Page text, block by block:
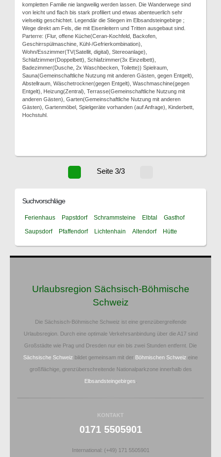
kompletten Familie nie langweilig werden lassen. Die Wanderwege sind
von leicht und flach bis stark profiliert und etwas abenteuerlich sehr
vielseitig geschichtet. Legendär die Stiegen im Elbsandsteingebirge ;
Wege direkt am Fels, die mit Eisenleitern und Tritten ausgebaut sind.
Parterre: (Flur, offene Küche(Ceran-Kochfeld, Backofen,
Geschirrspülmaschine, Kühl-/Gefrierkombination),
Wohn/Esszimmer(TV(Satellit, digital), Stereoanlage),
Schlafzimmer(Doppelbett), Schlafzimmer(3x Einzelbett),
Badezimmer(Dusche, 2x Waschbecken, Toilette)) Spielraum,
Sauna(Gemeinschaftliche Nutzung mit anderen Gästen, gegen Entgelt),
Abstellraum, Wäschetrockner(gegen Entgelt), Waschmaschine(gegen
Entgelt), Heizung(Zentral), Terrasse(Gemeinschaftliche Nutzung mit
anderen Gästen), Garten(Gemeinschaftliche Nutzung mit anderen
Gästen), Gartenmöbel, Spielgeräte vorhanden (auf Anfrage), Kinderbett,
Hochstuhl.
Seite 3/3
Suchvorschläge
Ferienhaus Papstdorf Schrammsteine Elbtal
Gasthof
Saupsdorf
Pfaffendorf Lichtenhain Altendorf Hütte
Urlaubsregion Sächsisch-Böhmische
Schweiz
Die Sächsisch-Böhmische Schweiz ist eine grenzübergreifende
Urlaubsregion. Durch eine optimale Verkehrsanbindung über die A17 sind
Großstädte wie Prag und Dresden nur ein bis zwei Stunden entfernt. Die
Sächsische Schweiz bildet gemeinsam mit der Böhmischen Schweiz eine
großflächige, grenzüberschreitende Nationalparkzone innerhalb des
Elbsandsteingebirges
KONTAKT
0171 5505901
International: (+49) 171 5505901